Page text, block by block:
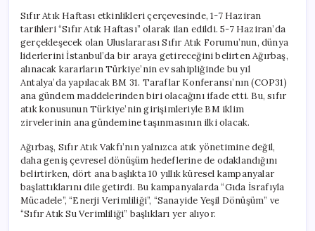
Sıfır Atık Haftası etkinlikleri çerçevesinde, 1-7 Haziran
tarihleri “Sıfır Atık Haftası” olarak ilan edildi. 5-7 Haziran’da
gerçekleşecek olan Uluslararası Sıfır Atık Forumu’nun, dünya
liderlerini İstanbul’da bir araya getireceğini belirten Ağırbaş,
alınacak kararların Türkiye’nin ev sahipliğinde bu yıl
Antalya’da yapılacak BM 31. Taraflar Konferansı’nın (COP31)
ana gündem maddelerinden biri olacağını ifade etti. Bu, sıfır
atık konusunun Türkiye’nin girişimleriyle BM iklim
zirvelerinin ana gündemine taşınmasının ilki olacak.
Ağırbaş, Sıfır Atık Vakfı’nın yalnızca atık yönetimine değil,
daha geniş çevresel dönüşüm hedeflerine de odaklandığını
belirtirken, dört ana başlıkta 10 yıllık küresel kampanyalar
başlattıklarını dile getirdi. Bu kampanyalarda “Gıda İsrafıyla
Mücadele”, “Enerji Verimliliği”, “Sanayide Yeşil Dönüşüm” ve
“Sıfır Atık Su Verimliliği” başlıkları yer alıyor.